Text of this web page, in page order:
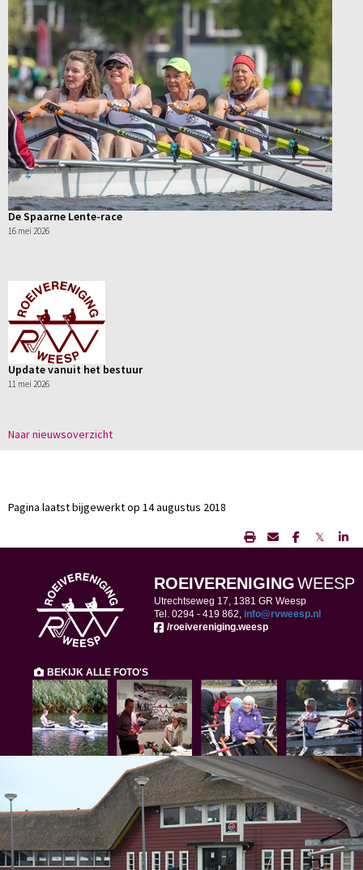
De Spaarne Lente-race
16 mei 2026
Update vanuit het bestuur
11 mei 2026
Naar nieuwsoverzicht
Pagina laatst bijgewerkt op 14 augustus 2018
𝕏
ROEIVERENIGINGWEESP
Utrechtseweg 17, 1381 GR Weesp
Tel. 0294 - 419 862, ofni@rvweesp.nl
/roeivereniging.weesp
BEKIJK ALLE FOTO'S